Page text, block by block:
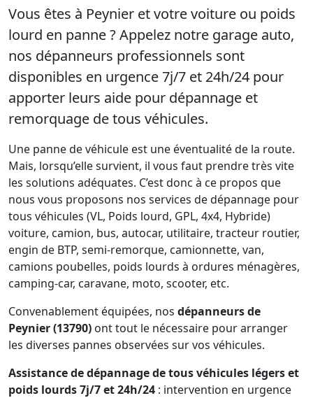
Vous êtes à Peynier et votre voiture ou poids
lourd en panne ? Appelez notre garage auto,
nos dépanneurs professionnels sont
disponibles en urgence 7j/7 et 24h/24 pour
apporter leurs aide pour dépannage et
remorquage de tous véhicules.
Une panne de véhicule est une éventualité de la route.
Mais, lorsqu’elle survient, il vous faut prendre très vite
les solutions adéquates. C’est donc à ce propos que
nous vous proposons nos services de dépannage pour
tous véhicules (VL, Poids lourd, GPL, 4x4, Hybride)
voiture, camion, bus, autocar, utilitaire, tracteur routier,
engin de BTP, semi-remorque, camionnette, van,
camions poubelles, poids lourds à ordures ménagères,
camping-car, caravane, moto, scooter, etc.
Convenablement équipées, nos dépanneurs de
Peynier (13790) ont tout le nécessaire pour arranger
les diverses pannes observées sur vos véhicules.
Assistance de dépannage de tous véhicules légers et
poids lourds 7j/7 et 24h/24 : intervention en urgence